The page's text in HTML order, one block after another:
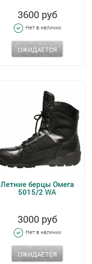
3600 руб
Нет в наличии
ОЖИДАЕТСЯ
Летние берцы Омега
5015/2 WA
3000 руб
Нет в наличии
ОЖИДАЕТСЯ